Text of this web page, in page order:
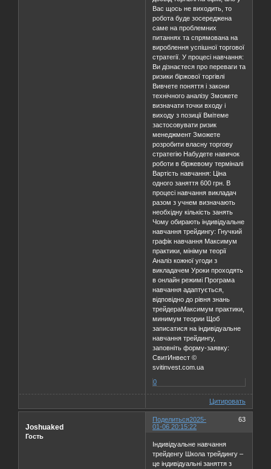
Вас щось не виходить, то
робота буде зосереджена
саме на проблемних
питаннях та спрямована на
вироблення успішної торгової
стратегії. У процесі навчання:
Ви дізнаєтеся про переваги та
ризики біржової торгівлі
Вивчете поняття і закони
технічного аналізу Зможете
визначати точки входу і
виходу з позиції Вмітеме
застосовувати ризик
менеджмент Зможете
розробити власну торгову
стратегію Набудете навичок
роботи в біржевому терміналі
Вартість навчання: Ціна
одного заняття 600 грн. В
процесі навчання викладач
разом з учнем визначають
необхідну кількість занять
Чому обирають індивідуальне
навчання трейдингу: Гнучкий
графік навчання Максимум
практики, мінімум теорії
Аналіз кожної угоди з
викладачем Уроки проходять
в онлайн режимі Програма
навчання адаптується,
відповідно до рівня знань
трейдераМаксимум практики,
минимум теории Щоб
записатися на індивідуальне
навчання трейдингу,
заповніть форму-заявку:
СвитИнвест ©
svitinvest.com.ua
0
Цитировать
Поделиться 63
2025-
01-06 20:15:22
Joshuaked
Гость
Індивідуальне навчання
трейденгу Школа трейдингу –
це індивідуальні заняття з